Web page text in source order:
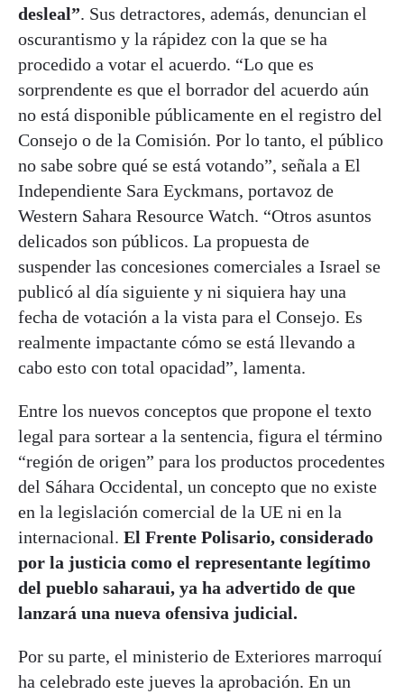
desleal”. Sus detractores, además, denuncian el
oscurantismo y la rápidez con la que se ha
procedido a votar el acuerdo. “Lo que es
sorprendente es que el borrador del acuerdo aún
no está disponible públicamente en el registro del
Consejo o de la Comisión. Por lo tanto, el público
no sabe sobre qué se está votando”, señala a El
Independiente Sara Eyckmans, portavoz de
Western Sahara Resource Watch. “Otros asuntos
delicados son públicos. La propuesta de
suspender las concesiones comerciales a Israel se
publicó al día siguiente y ni siquiera hay una
fecha de votación a la vista para el Consejo. Es
realmente impactante cómo se está llevando a
cabo esto con total opacidad”, lamenta.
Entre los nuevos conceptos que propone el texto
legal para sortear a la sentencia, figura el término
“región de origen” para los productos procedentes
del Sáhara Occidental, un concepto que no existe
en la legislación comercial de la UE ni en la
internacional. El Frente Polisario, considerado
por la justicia como el representante legítimo
del pueblo saharaui, ya ha advertido de que
lanzará una nueva ofensiva judicial.
Por su parte, el ministerio de Exteriores marroquí
ha celebrado este jueves la aprobación. En un